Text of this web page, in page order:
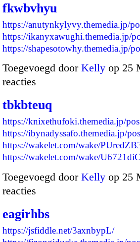
fkwbvhyu
https://anutynkylyvy.themedia.jp/
https://ikanyxawughi.themedia.jp/
https://shapesotowhy.themedia.jp/
Toegevoegd door Kelly op 25
reacties
tbkbteuq
https://knixethufoki.themedia.jp/
https://ibynadyssafo.themedia.jp/
https://wakelet.com/wake/
https://wakelet.com/wake/
Toegevoegd door Kelly op 25
reacties
eagirhbs
https://jsfiddle.net/3axnbypL/